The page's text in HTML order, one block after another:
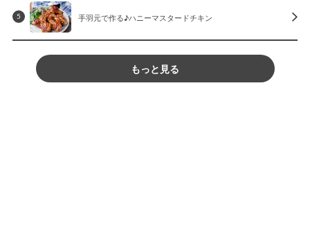
5 手羽元で作る♪ハニーマスタードチキン
もっと見る